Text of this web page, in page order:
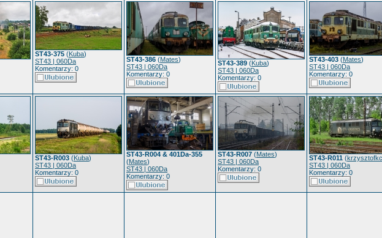
ST43-375 (Kuba)
ST43 | 060Da
Komentarzy: 0
ST43-386 (Mates)
ST43 | 060Da
Komentarzy: 0
ST43-389 (Kuba)
ST43 | 060Da
Komentarzy: 0
ST43-403 (Mates)
ST43 | 060Da
Komentarzy: 0
ST43-R003 (Kuba)
ST43 | 060Da
Komentarzy: 0
ST43-R004 & 401Da-355
(Mates)
ST43 | 060Da
Komentarzy: 0
ST43-R007 (Mates)
ST43 | 060Da
Komentarzy: 0
ST43-R011 (
ST43 | 060Da
Komentarzy: 0